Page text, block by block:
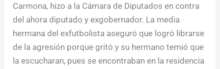
Carmona, hizo a la Cámara de Diputados en contra
del ahora diputado y exgobernador. La media
hermana del exfutbolista aseguró que logró librarse
de la agresión porque gritó y su hermano temió que
la escucharan, pues se encontraban en la residencia